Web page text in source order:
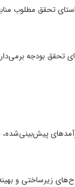
تحقق مطلوب
بودجه
پیش‌بینی‌شده،
طرح‌های زیرساختی و